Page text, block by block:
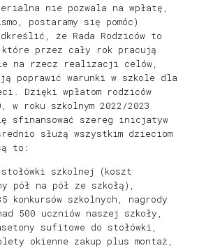
nie pozwala na wpłatę,
postaramy się pomóc)
że Rada Rodziców to
które przez cały rok pracują
na rzecz realizacji celów,
poprawić warunki w szkole dla
Dzięki wpłatom rodziców
w roku szkolnym 2022/2023
sfinansować szereg inicjatyw
służą wszystkim dzieciom
to:
stołówki szkolnej (koszt
pół na pół ze szkołą),
konkursów szkolnych, nagrody
500 uczniów naszej szkoły,
sufitowe do stołówki,
okienne zakup plus montaż,